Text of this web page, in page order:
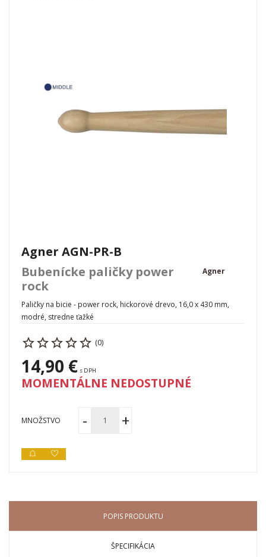
Agner AGN-PR-B
Bubenícke paličky power
rock
Agner
Paličky na bicie - power rock, hickorové drevo, 16,0 x 430 mm,
modré, stredne ťažké
(0)
14,90 € s DPH
MOMENTÁLNE NEDOSTUPNÉ
MNOŽSTVO
POPIS PRODUKTU
ŠPECIFIKÁCIA